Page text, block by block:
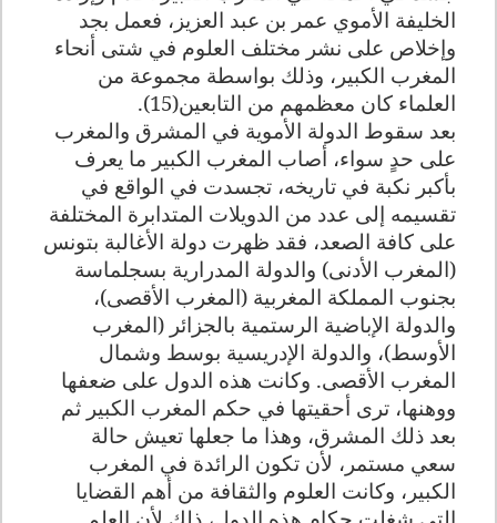
الخليفة الأموي عمر بن عبد العزيز، فعمل بجد
وإخلاص على نشر مختلف العلوم في شتى أنحاء
المغرب الكبير، وذلك بواسطة مجموعة من
العلماء كان معظمهم من التابعين(15).
بعد سقوط الدولة الأموية في المشرق والمغرب
على حدٍ سواء، أصاب المغرب الكبير ما يعرف
بأكبر نكبة في تاريخه، تجسدت في الواقع في
تقسيمه إلى عدد من الدويلات المتدابرة المختلفة
على كافة الصعد، فقد ظهرت دولة الأغالبة بتونس
(المغرب الأدنى) والدولة المدرارية بسجلماسة
بجنوب المملكة المغربية (المغرب الأقصى)،
والدولة الإباضية الرستمية بالجزائر (المغرب
الأوسط)، والدولة الإدريسية بوسط وشمال
المغرب الأقصى. وكانت هذه الدول على ضعفها
ووهنها، ترى أحقيتها في حكم المغرب الكبير ثم
بعد ذلك المشرق، وهذا ما جعلها تعيش حالة
سعي مستمر، لأن تكون الرائدة في المغرب
الكبير، وكانت العلوم والثقافة من أهم القضايا